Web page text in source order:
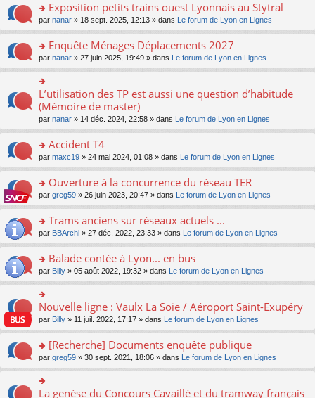
ult
er
le
m
e
s
g
e
n
o
lu
le
pl
u
s
e
nt
o
n
ult
er
le
m
s
a
e
n
o
lu
le
pl
u
s
e
nt
Exposition petits trains ouest Lyonnais au Stytral
par nanar » 18 sept. 2025, 12:13 » dans Le forum de Lyon en Lignes
o
n
s
ult
er
le
m
e
s
a
e
n
o
lu
le
pl
u
s
c
nt
Enquête Ménages Déplacements 2027
par nanar » 27 juin 2025, 19:49 » dans Le forum de Lyon en Lignes
n
s
ult
er
le
m
e
s
a
g
e
n
lu
le
pl
u
s
c
e
nt
L’utilisation des TP est aussi une question d’habitude
(Mémoire de master)
par nanar » 14 déc. 2024, 22:58 » dans Le forum de Lyon en Lignes
o
n
ult
er
le
m
e
a
g
e
n
o
lu
pl
u
s
ré
c
Accident T4
par maxc19 » 24 mai 2024, 01:08 » dans Le forum de Lyon en Lignes
o
n
ult
er
le
m
e
s
g
e
n
o
lu
pl
u
Ouverture à la concurrence du réseau TER
par greg59 » 26 juin 2023, 20:47 » dans Le forum de Lyon en Lignes
o
n
ult
er
le
m
e
s
g
e
n
o
n
Trams anciens sur réseaux actuels ...
par BBArchi » 27 déc. 2022, 23:33 » dans Le forum de Lyon en Lignes
o
n
s
ult
er
le
m
e
s
a
Balade contée à Lyon... en bus
par Billy » 05 août 2022, 19:32 » dans Le forum de Lyon en Lignes
o
n
er
le
m
e
s
Nouvelle ligne : Vaulx La Soie / Aéroport Saint-Exupéry
par Billy » 11 juil. 2022, 17:17 » dans Le forum de Lyon en Lignes
o
n
s
ult
[Recherche] Documents enquête publique
par greg59 » 30 sept. 2021, 18:06 » dans Le forum de Lyon en Lignes
La genèse du Concours Cavaillé et du tramway français